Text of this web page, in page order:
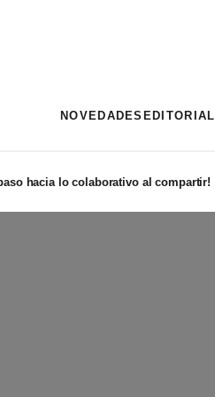
NOVEDADES EDITORIAL
hacia lo colaborativo al compartir!